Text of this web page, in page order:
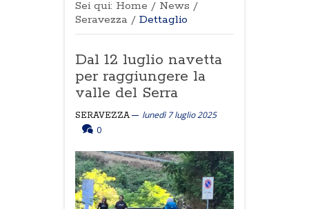
Sei qui: Home / News /
Seravezza / Dettaglio
Dal 12 luglio navetta
per raggiungere la
valle del Serra
SERAVEZZA
lunedì 7 luglio 2025
0